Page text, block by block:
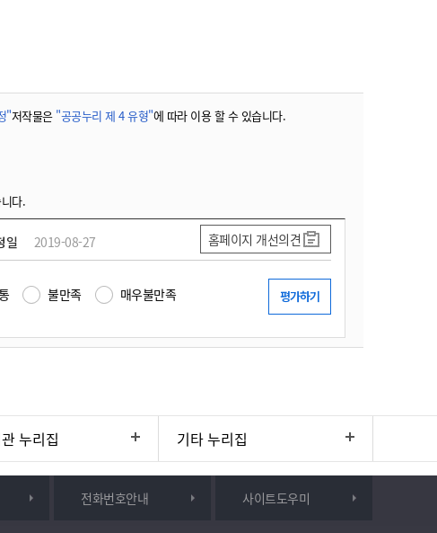
"저작물은 "공공누리 제 4 유형"에 따라 이용 할 수 있습니다.
다.
일 2019-08-27 홈페이지 개선의견
불만족 매우불만족
누리집 기타 누리집
전화번호안내 사이트도우미